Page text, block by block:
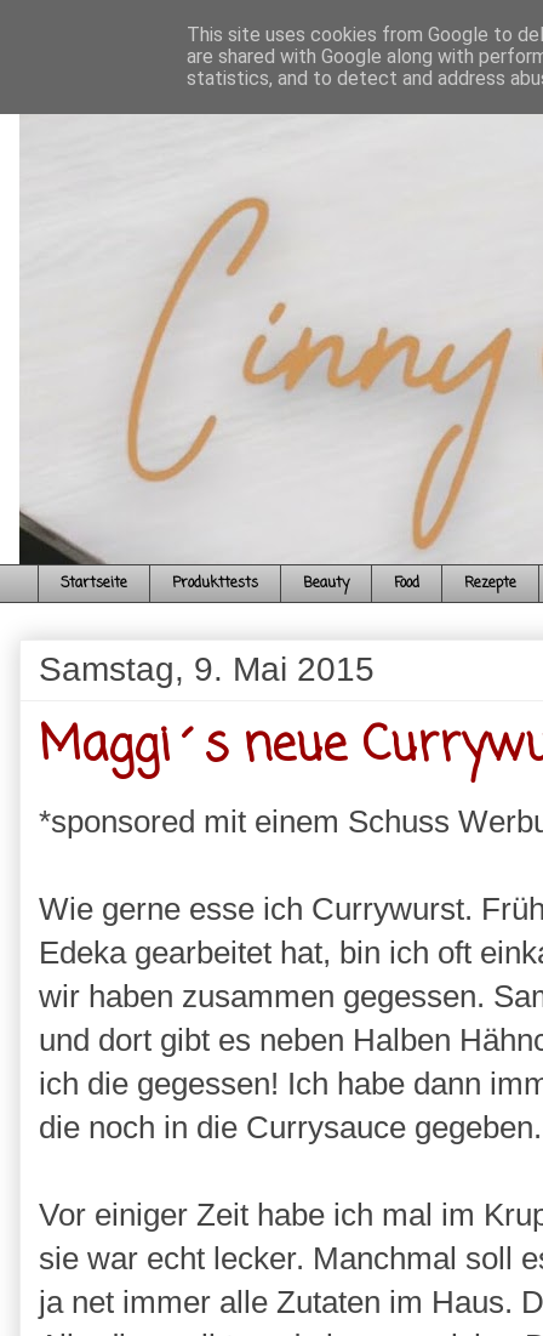
Startseite Produkttests Beauty Food Rezepte
Samstag, 9. Mai 2015
Maggi´s neue
*sponsored mit einem Schuss
Wie gerne esse ich Currywurst.
Edeka gearbeitet hat, bin ich oft
wir haben zusammen gegessen.
und dort gibt es neben Halben
ich die gegessen! Ich habe dann
die noch in die Currysauce
Vor einiger Zeit habe ich mal im
sie war echt lecker. Manchmal soll
ja net immer alle Zutaten im Haus.
This site uses cookies from Google to
are shared with Google along with
statistics, and to detect and address